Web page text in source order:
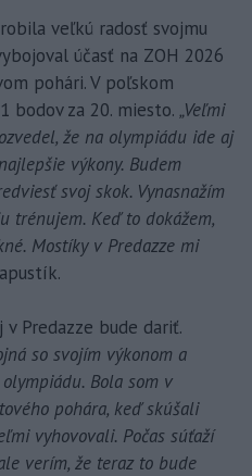
veľkú radosť svojmu
účasť na ZOH 2026
pohári. V poľskom
bodov za 20. miesto. „Veľmi
že na olympiádu ide aj
výkony. Budem
svoj skok. Vynasnažím
trénujem. Keď to dokážem,
Mostíky v Predazze mi
Predazze bude dariť.
so svojím výkonom a
Bola som v
pohára, keď skúšali
vyhovovali. Počas súťaží
verím, že teraz to bude